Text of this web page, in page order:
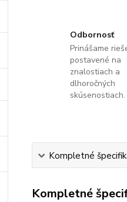
Odbornosť
Prinášame
postavené na
znalostiach a
dlhoročných
skúsenostiach.
Kompletné
Kompletné